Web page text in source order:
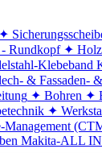
✦
Rundkopf ✦
Klebeband
& Fassaden-
✦ Bohren ✦
✦
Makita-ALL